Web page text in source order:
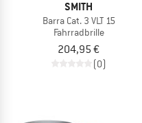
SMITH
Barra Cat. 3 VLT 15
Fahrradbrille
204,95 €
(0)